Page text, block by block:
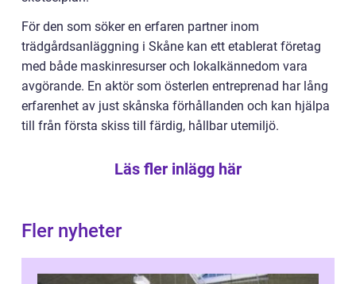
För den som söker en erfaren partner inom
trädgårdsanläggning i Skåne kan ett etablerat företag
med både maskinresurser och lokalkännedom vara
avgörande. En aktör som österlen entreprenad har lång
erfarenhet av just skånska förhållanden och kan hjälpa
till från första skiss till färdig, hållbar utemiljö.
Läs fler inlägg här
Fler nyheter